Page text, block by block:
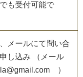
も受付可能で
メールにて問い合
し込み （メール
）